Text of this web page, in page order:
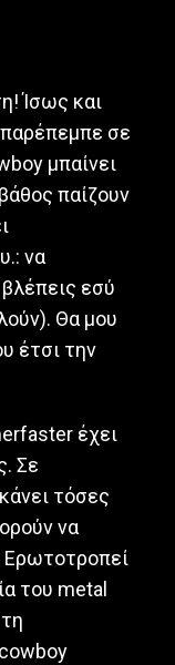
Ίσως και
σε
μπαίνει
παίζουν
να
εσύ
Θα μου
έτσι την
έχει
Σε
τόσες
να
Ερωτοτροπεί
του metal